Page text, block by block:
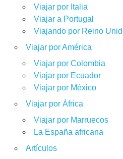
Viajar por Italia
Viajar a Portugal
Viajando por Reino
Viajar por América
Viajar por Colombia
Viajar por Ecuador
Viajar por México
Viajar por África
Viajar por Marruecos
La España africana
Artículos